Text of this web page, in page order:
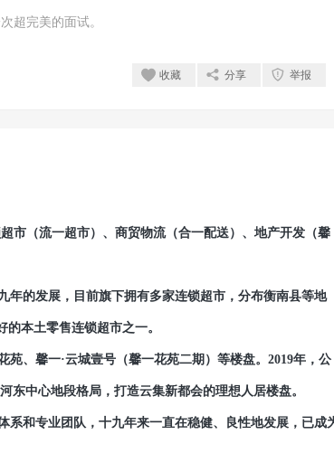
超完美的面试。
收藏 分享 举报
市（流一超市）、商贸物流（合一配送）、地产开发（馨
的发展，目前旗下拥有多家连锁超市，分布衡南县等地
本土零售连锁超市之一。
、馨一·云城壹号（馨一花苑二期）等楼盘。2019年，公
中心地段格局，打造云集新都会的理想人居楼盘。
和专业团队，十九年来一直在稳健、良性地发展，已成